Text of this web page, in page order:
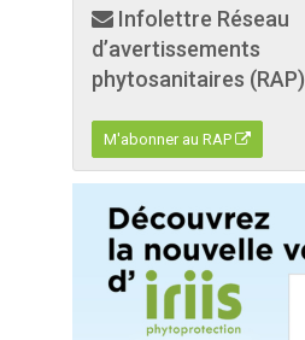
Infolettre Réseau
d’avertissements
phytosanitaires (RAP)
M'abonner au RAP